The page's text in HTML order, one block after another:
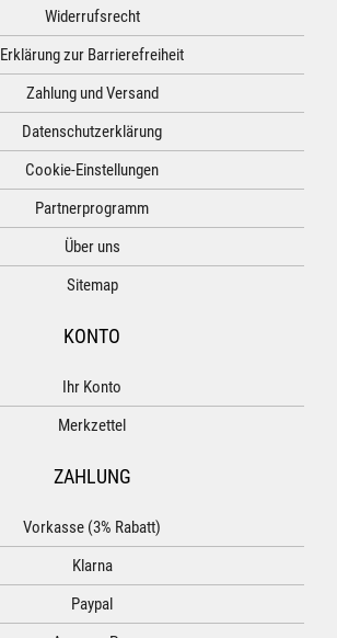
Widerrufsrecht
Erklärung zur Barrierefreiheit
Zahlung und Versand
Datenschutzerklärung
Cookie-Einstellungen
Partnerprogramm
Über uns
Sitemap
KONTO
Ihr Konto
Merkzettel
ZAHLUNG
Vorkasse (3% Rabatt)
Klarna
Paypal